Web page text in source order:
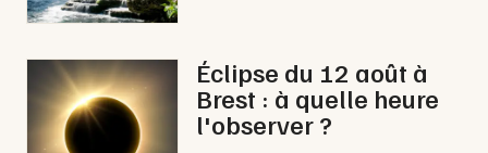
Sorties famille
Expos
Sorties & loisirs
Toulouse
Éclipse du 12 août à
Brest : à quelle heure
l'observer ?